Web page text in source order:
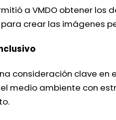
a VMDO obtener
crear las imágenes
consideración clave
medio ambiente con